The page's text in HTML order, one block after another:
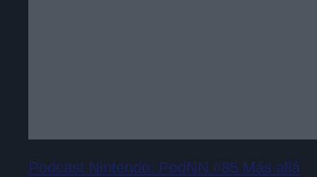
Podcast Nintendo: PodNN #85 Más allá